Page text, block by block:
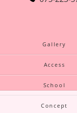
Gallery
Access
School
Concept